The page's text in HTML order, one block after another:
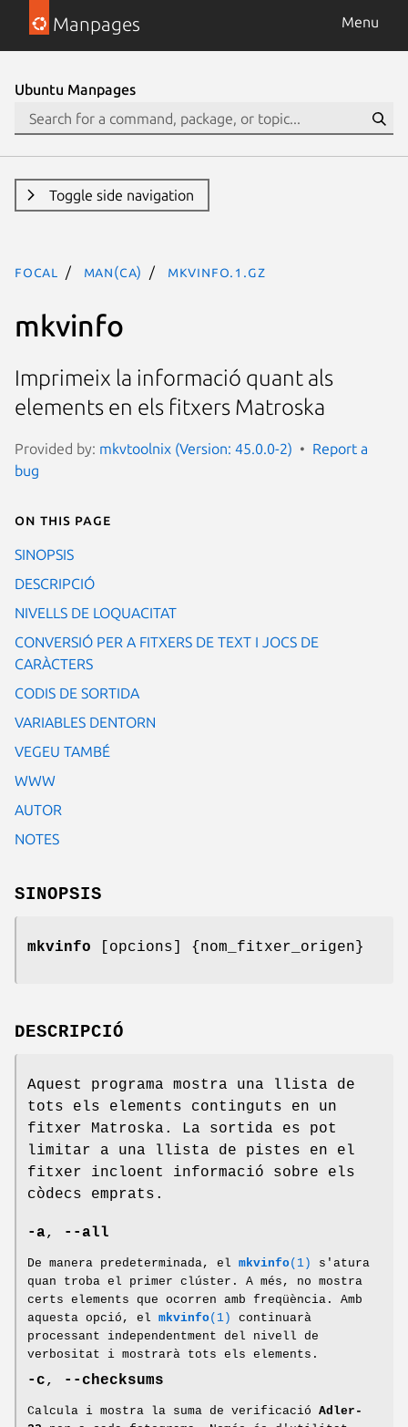
Manpages Menu
Ubuntu Manpages
Toggle side navigation
focal man(ca) mkvinfo.1.gz
mkvinfo
Imprimeix la informació quant als
elements en els fitxers Matroska
Provided by: mkvtoolnix (Version: 45.0.0-2)
Report a
bug
On this page
SINOPSIS
DESCRIPCIÓ
NIVELLS DE LOQUACITAT
CONVERSIÓ PER A FITXERS DE TEXT I JOCS DE
CARÀCTERS
CODIS DE SORTIDA
VARIABLES DENTORN
VEGEU TAMBÉ
WWW
AUTOR
NOTES
SINOPSIS
mkvinfo [opcions] {nom_fitxer_origen}
DESCRIPCIÓ
Aquest programa mostra una llista de
tots els elements continguts en un
fitxer Matroska. La sortida es pot
limitar a una llista de pistes en el
fitxer incloent informació sobre els
còdecs emprats.
-a, --all
De manera predeterminada, el mkvinfo(1)
s'atura
quan troba el primer clúster. A més, no mostra
certs elements que ocorren amb freqüència. Amb
aquesta opció, el mkvinfo(1)
continuarà
processant independentment del nivell de
verbositat i mostrarà tots els elements.
-c, --checksums
Calcula i mostra la suma de verificació Adler-